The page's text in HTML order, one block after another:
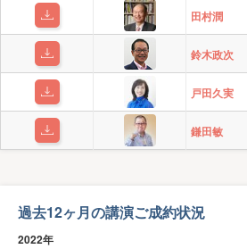
田村潤
鈴木政次
戸田久実
鎌田敏
過去12ヶ月の講演ご成約状況
2022年